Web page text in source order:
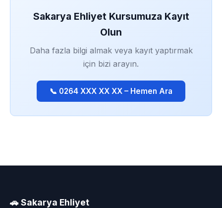
Sakarya Ehliyet Kursumuza Kayıt
Olun
Daha fazla bilgi almak veya kayıt yaptırmak
için bizi arayın.
📞 0264 XXX XX XX – Hemen Ara
🚗 Sakarya Ehliyet